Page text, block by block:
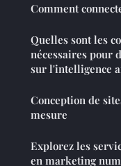
Comment
Quelles sont les
nécessaires pour
sur l'intelligence
Conception de
mesure
Explorez les
en marketing